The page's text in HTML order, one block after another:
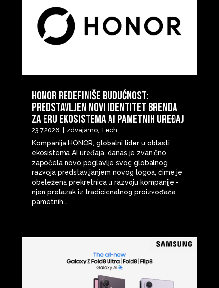
HONOR redefiniše budućnost:
predstavljen novi identitet brenda
za eru ekosistema AI pametnih uređaj
23.7.2026. Izdvajamo, Tech
Kompanija HONOR, globalni lider u oblasti
ekosistema AI uređaja, danas je zvanično
započela novo poglavlje svog globalnog
razvoja predstavljanjem novog logoa, čime je
obeležena prekretnica u razvoju kompanije -
njen prelazak iz tradicionalnog proizvođača
pametnih...